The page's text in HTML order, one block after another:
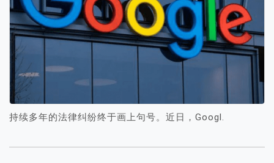
持续多年的法律纠纷终于画上句号。近日，Googl.